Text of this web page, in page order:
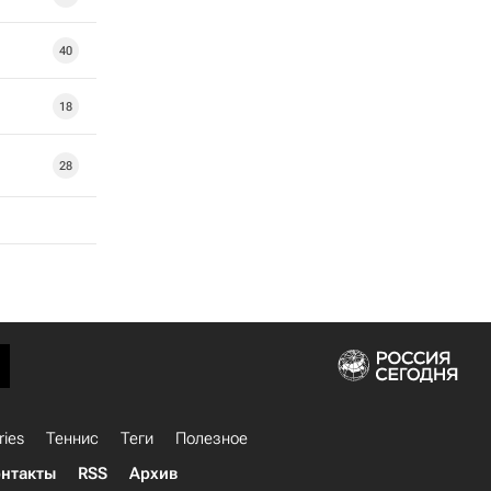
40
18
28
Теннис Теги
Полезное
RSS Архив